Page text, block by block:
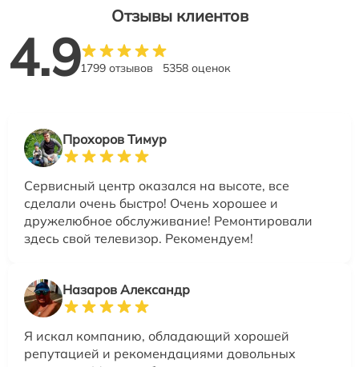
Отзывы клиентов
4.91799 отзывов 5358 оценок
Прохоров Тимур
Сервисный центр оказался на высоте, все
сделали очень быстро! Очень хорошее и
дружелюбное обслуживание! Ремонтировали
здесь свой телевизор. Рекомендуем!
Назаров Александр
Я искал компанию, обладающий хорошей
репутацией и рекомендациями довольных